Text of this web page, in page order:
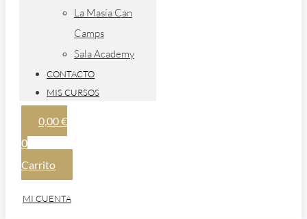
La Masía Can
Camps
Sala Academy
CONTACTO
MIS CURSOS
0,00€
0
Carrito
MI CUENTA